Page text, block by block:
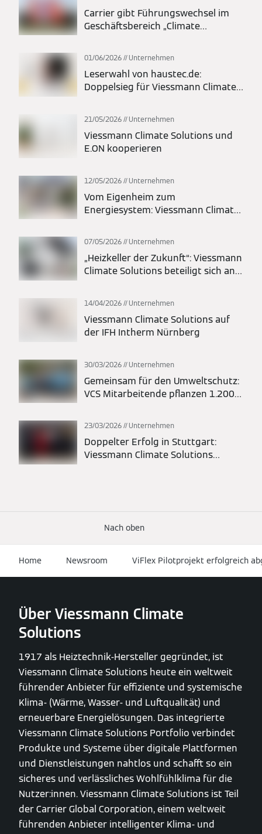
Carrier gibt Führungswechsel im
Geschäftsbereich „Climate
Thomas Donato zum President
ernannt
01/06/2026 Unternehmen
Leserwahl von haustec.de:
Doppelsieg für Viessmann Climate
21/05/2026 Unternehmen
Viessmann Climate Solutions und
E.ON kooperieren
12/05/2026 Unternehmen
Vom Eigenheim zum
Energiesystem: Viessmann Climate
integrierte Energielösung
07/05/2026 Unternehmen
„Heizkeller der Zukunft“: Viessmann
Climate Solutions beteiligt sich an
14/04/2026 Unternehmen
Viessmann Climate Solutions auf
der IFH Intherm Nürnberg
30/03/2026 Unternehmen
Gemeinsam für den Umweltschutz:
VCS Mitarbeitende pflanzen 1.200
23/03/2026 Unternehmen
Doppelter Erfolg in Stuttgart:
Viessmann Climate Solutions
Nach oben
Home Newsroom ViFlex Pilotprojekt erfolgreich
Über Viessmann Climate
Solutions
1917 als Heiztechnik-Hersteller gegründet, ist
Viessmann Climate Solutions heute ein weltweit
führender Anbieter für effiziente und systemische
Klima- (Wärme, Wasser- und Luftqualität) und
erneuerbare Energielösungen. Das integrierte
Viessmann Climate Solutions Portfolio verbindet
Produkte und Systeme über digitale Plattformen
und Dienstleistungen nahtlos und schafft so ein
sicheres und verlässliches Wohlfühlklima für die
Nutzer:innen. Viessmann Climate Solutions ist Teil
der Carrier Global Corporation, einem weltweit
führenden Anbieter intelligenter Klima- und